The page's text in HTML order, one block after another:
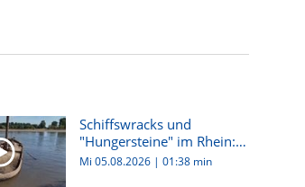
Schiffswracks und
"Hungersteine" im Rhein:
Dürre i...
Mi 05.08.2026 |01:38 min